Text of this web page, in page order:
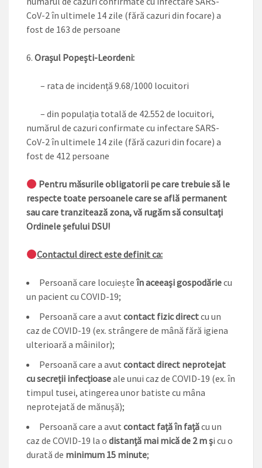
CoV-2 în ultimele 14 zile (fără cazuri din focare) a
fost de 163 de persoane
Orașul Popești-Leordeni:
– rata de incidență 9.68/1000 locuitori
– din populația totală de 42.552 de locuitori,
numărul de cazuri confirmate cu infectare SARS-
CoV-2 în ultimele 14 zile (fără cazuri din focare) a
fost de 412 persoane
Pentru măsurile obligatorii pe care trebuie să le
respecte toate persoanele care se află permanent
sau care tranzitează zona, vă rugăm să consultați
Ordinele șefului DSU!
Contactul direct este definit ca:
Persoană care locuiește în aceeași gospodăriecu
un pacient cu COVID-19;
Persoană care a avut contact fizic directcu un
caz de COVID-19 (ex. strângere de mână fără igiena
ulterioară a mâinilor);
Persoană care a avut contact direct neprotejat
cu secreții infecțioaseale unui caz de COVID-19 (ex. în
timpul tusei, atingerea unor batiste cu mâna
neprotejată de mănușă);
Persoană care a avut contact față în fațăcu un
caz de COVID-19 la o distanță mai mică de 2 m și cu o
durată de minimum 15 minute;